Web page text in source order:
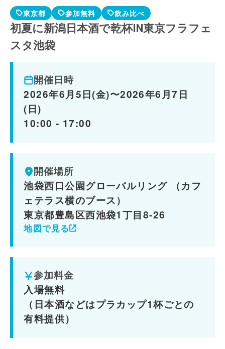
東京都 参加無料 飲み比べ
初夏に新潟日本酒で乾杯IN東京フラフェ
スタ池袋
開催日時
2026年6月5日(金)〜2026年6月7日
(日)
10:00 - 17:00
開催場所
池袋西口公園グローバルリング （カフ
ェテラス横のブース）
東京都豊島区西池袋1丁目8-26
地図で見る
参加料金
入場無料
（日本酒などはプラカップ1杯ごとの
有料提供）